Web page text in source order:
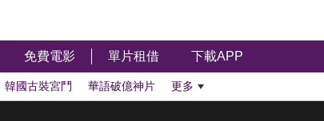
免費電影 單片租借 下載APP
韓國古裝宮鬥 華語破億神片 更多